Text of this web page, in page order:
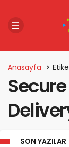
Anasayfa
SON YAZILAR